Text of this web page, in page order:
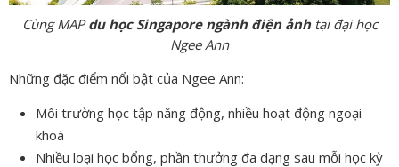
Cùng MAPdu học Singapore ngành điện ảnhtại đại học
Ngee Ann
Những đặc điểm nổi bật của Ngee Ann:
Môi trường học tập năng động, nhiều hoạt động ngoại
khoá
Nhiều loại học bổng, phần thưởng đa dạng sau mỗi học kỳ